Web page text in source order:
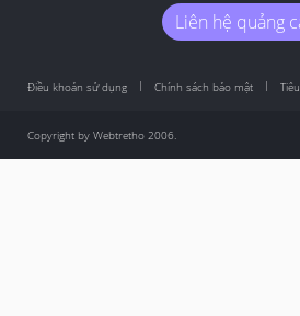
Liên hệ quảng
Copyright by Webtretho 2006.
Điều khoản sử dụng Chính sách bảo mật